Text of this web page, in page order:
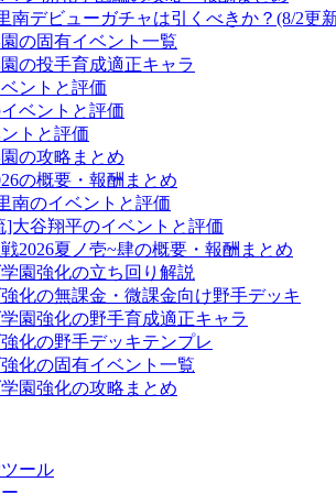
南デビューガチャは引くべきか？(8/2更
の固有イベント一覧
の投手育成適正キャラ
ントと評価
ベントと評価
トと評価
の攻略まとめ
の概要・報酬まとめ
南のイベントと評価
]大谷翔平のイベントと評価
2026夏ノ壱~肆の概要・報酬まとめ
園強化の立ち回り解説
化の無課金・微課金向け野手デッキ
園強化の野手育成適正キャラ
化の野手デッキテンプレ
化の固有イベント一覧
園強化の攻略まとめ
ール